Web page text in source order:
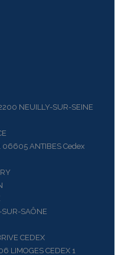
NEUILLY-SUR-SEINE
ANTIBES Cedex
SAÔNE
CEDEX
CEDEX 1